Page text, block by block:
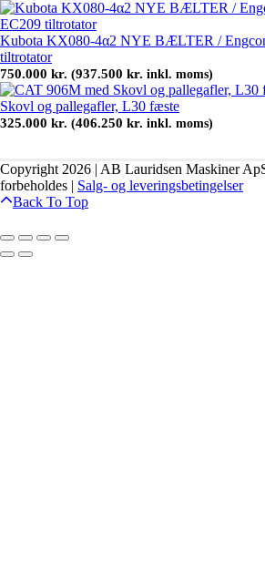
Kubota KX080-4α2 NYE BÆLTER /
tiltrotator
750.000 kr. (937.500 kr. inkl. moms)
Skovl og pallegafler, L30 fæste
325.000 kr. (406.250 kr. inkl. moms)
Copyright 2026 | AB Lauridsen Maskiner
forbeholdes | Salg- og leveringsbetingelser
Back To Top